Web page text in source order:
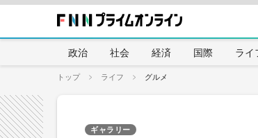
政治 社会 経済 国際 ライ
トップ ライフ グルメ
ギャラリー